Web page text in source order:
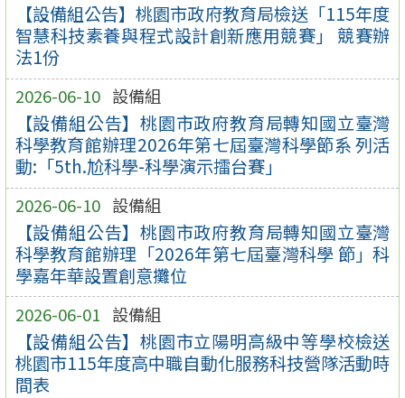
【設備組公告】桃園市政府教育局檢送「115年度
智慧科技素養與程式設計創新應用競賽」 競賽辦
法1份
2026-06-10 設備組
【設備組公告】桃園市政府教育局轉知國立臺灣
科學教育館辦理2026年第七屆臺灣科學節系 列活
動:「5th.尬科學-科學演示擂台賽」
2026-06-10 設備組
【設備組公告】桃園市政府教育局轉知國立臺灣
科學教育館辦理「2026年第七屆臺灣科學 節」科
學嘉年華設置創意攤位
2026-06-01 設備組
【設備組公告】桃園市立陽明高級中等學校檢送
桃園市115年度高中職自動化服務科技營隊活動時
間表